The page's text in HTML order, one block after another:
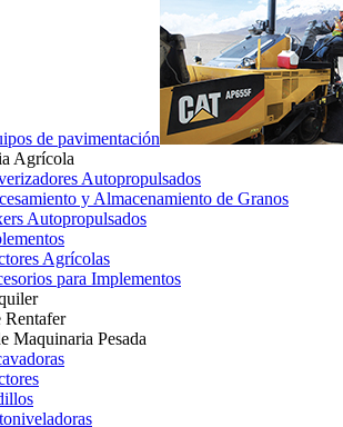
de pavimentación
Agrícola
Autopropulsados
y Almacenamiento de Granos
Autopropulsados
Agrícolas
para Implementos
Rentafer
Maquinaria Pesada